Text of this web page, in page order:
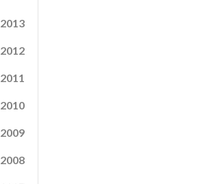
2013
2012
2011
2010
2009
2008